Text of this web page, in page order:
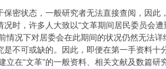
状态，一般研究者无法直接查阅，因此
时，许多人大致以“文革期间居民委员会
况下对居委会在此期间的状况仍然无法
不可或缺的。因此，即便在第一手资料
在“文革”的一般资料、相关文献及数篇研